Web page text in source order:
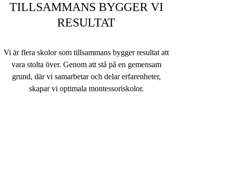
TILLSAMMANS BYGGER VI
RESULTAT
Vi är flera skolor som tillsammans bygger resultat att
vara stolta över. Genom att stå på en gemensam
grund, där vi samarbetar och delar erfarenheter,
skapar vi optimala montessoriskolor.